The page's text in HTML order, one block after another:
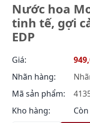
Nước hoa
tinh tế, gợi
EDP
Giá:
Nhãn hàng:
Mã sản phẩm:
Kho hàng: